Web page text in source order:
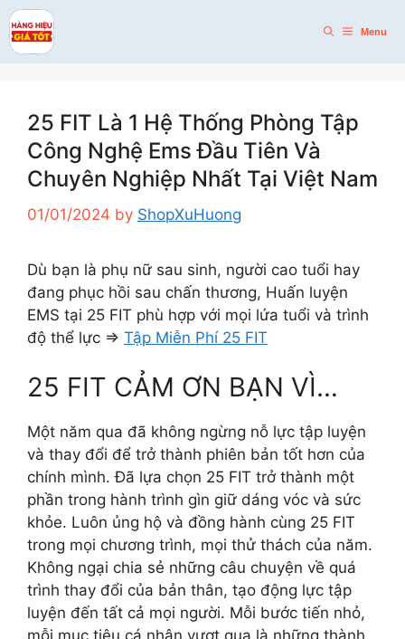
Skip
to
content
Menu
25 FIT Là 1 Hệ Thống Phòng Tập
Công Nghệ Ems Đầu Tiên Và
Chuyên Nghiệp Nhất Tại Việt Nam
01/01/2024 by ShopXuHuong
Dù bạn là phụ nữ sau sinh, người cao tuổi hay
đang phục hồi sau chấn thương, Huấn luyện
EMS tại 25 FIT phù hợp với mọi lứa tuổi và trình
độ thể lực => Tập Miễn Phí 25 FIT
25 FIT CẢM ƠN BẠN VÌ…
Một năm qua đã không ngừng nỗ lực tập luyện
và thay đổi để trở thành phiên bản tốt hơn của
chính mình. Đã lựa chọn 25 FIT trở thành một
phần trong hành trình gìn giữ dáng vóc và sức
khỏe. Luôn ủng hộ và đồng hành cùng 25 FIT
trong mọi chương trình, mọi thử thách của năm.
Không ngại chia sẻ những câu chuyện về quá
trình thay đổi của bản thân, tạo động lực tập
luyện đến tất cả mọi người. Mỗi bước tiến nhỏ,
mỗi mục tiêu cá nhân vượt qua là những thành